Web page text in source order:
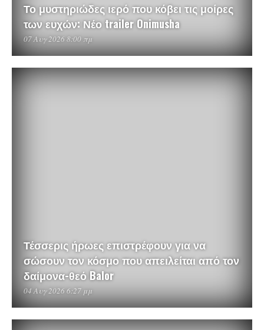
Το μυστηριώδες ιερό που κόβει τις μοίρες
των ευχών: Νέο trailer Onimusha
07 Αυγ 2026 8:00 πμ
Τέσσερις ήρωες επιστρέφουν για να
σώσουν τον κόσμο που απειλείται από τον
δαίμονα-θεό Balor
04 Αυγ 2026 6:27 μμ